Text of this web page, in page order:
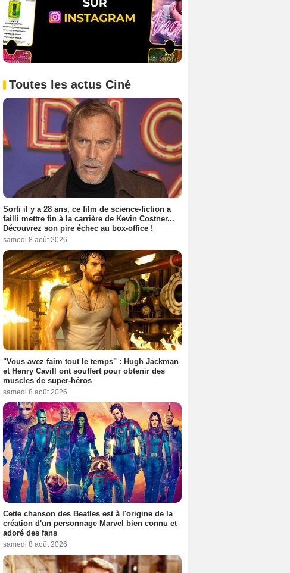
Toutes les actus Ciné
Sorti il y a 28 ans, ce film de science-fiction a
failli mettre fin à la carrière de Kevin Costner...
Découvrez son pire échec au box-office !
samedi 8 août 2026
"Vous avez faim tout le temps" : Hugh Jackman
et Henry Cavill ont souffert pour obtenir des
muscles de super-héros
samedi 8 août 2026
Cette chanson des Beatles est à l'origine de la
création d'un personnage Marvel bien connu et
adoré des fans
samedi 8 août 2026